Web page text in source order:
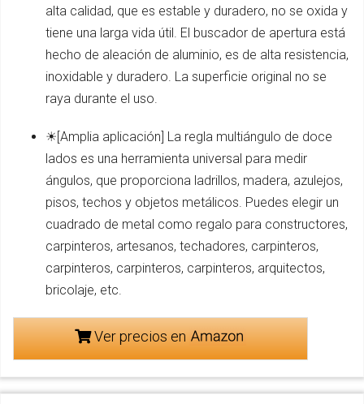
alta calidad, que es estable y duradero, no se oxida y
tiene una larga vida útil. El buscador de apertura está
hecho de aleación de aluminio, es de alta resistencia,
inoxidable y duradero. La superficie original no se
raya durante el uso.
☀[Amplia aplicación] La regla multiángulo de doce
lados es una herramienta universal para medir
ángulos, que proporciona ladrillos, madera, azulejos,
pisos, techos y objetos metálicos. Puedes elegir un
cuadrado de metal como regalo para constructores,
carpinteros, artesanos, techadores, carpinteros,
carpinteros, carpinteros, carpinteros, arquitectos,
bricolaje, etc.
Ver precios en